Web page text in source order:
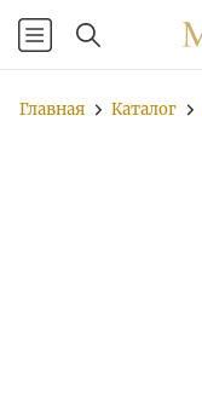
Главная Каталог